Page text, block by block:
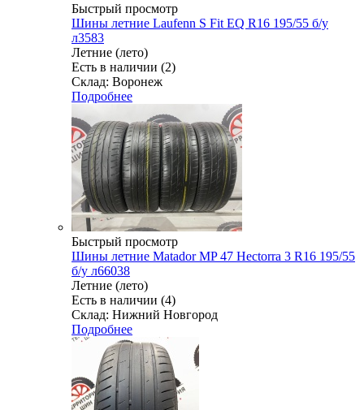
Быстрый просмотр
Шины летние Laufenn S Fit EQ R16 195/55 б/у
л3583
Летние (лето)
Есть в наличии (2)
Склад: Воронеж
Подробнее
Быстрый просмотр
Шины летние Matador MP 47 Hectorra 3 R16 195/55
б/у л66038
Летние (лето)
Есть в наличии (4)
Склад: Нижний Новгород
Подробнее